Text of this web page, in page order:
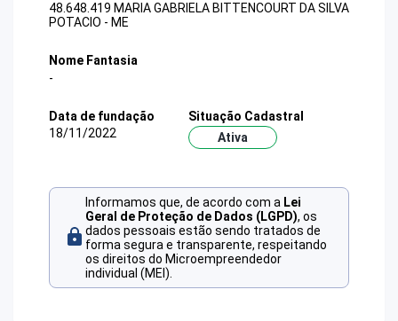
48.648.419 MARIA GABRIELA BITTENCOURT DA SILVA
POTACIO - ME
Nome Fantasia
-
Data de fundação
18/11/2022
Situação Cadastral
Ativa
Informamos que, de acordo com a Lei
Geral de Proteção de Dados (LGPD), os
dados pessoais estão sendo tratados de
forma segura e transparente, respeitando
os direitos do Microempreendedor
individual (MEI).